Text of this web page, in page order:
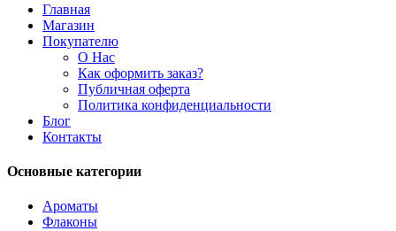
Главная
Магазин
Покупателю
О Нас
Как оформить заказ?
Публичная оферта
Политика конфиденциальности
Блог
Контакты
Основные категории
Ароматы
Флаконы